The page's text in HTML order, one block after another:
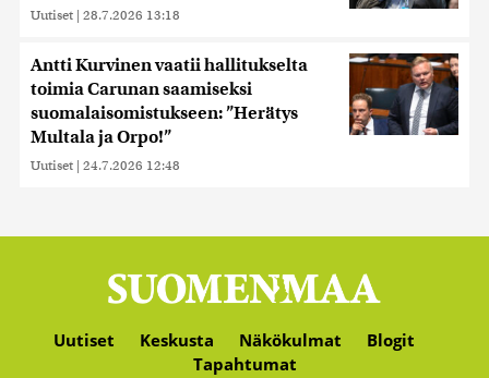
Uutiset | 28.7.2026 13:18
Antti Kurvinen vaatii hallitukselta
toimia Carunan saamiseksi
suomalaisomistukseen: ”Herätys
Multala ja Orpo!”
Uutiset | 24.7.2026 12:48
Uutiset Keskusta Näkökulmat
Blogit
Tapahtumat